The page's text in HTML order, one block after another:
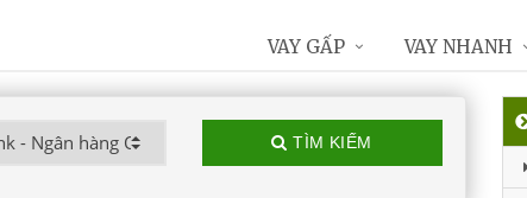
TÌM KIẾM
VAY GẤP VAY NHANH